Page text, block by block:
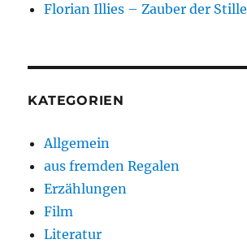
Florian Illies – Zauber der Stille
KATEGORIEN
Allgemein
aus fremden Regalen
Erzählungen
Film
Literatur